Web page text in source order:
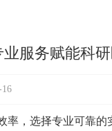
服务赋能科
，选择专业可靠